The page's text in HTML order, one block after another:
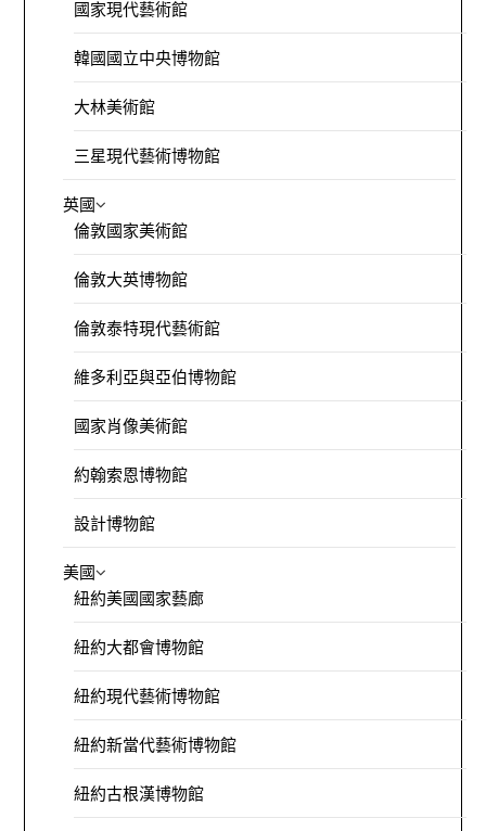
國家現代藝術館
韓國國立中央博物館
大林美術館
三星現代藝術博物館
英國
倫敦國家美術館
倫敦大英博物館
倫敦泰特現代藝術館
維多利亞與亞伯博物館
國家肖像美術館
約翰索恩博物館
設計博物館
美國
紐約美國國家藝廊
紐約大都會博物館
紐約現代藝術博物館
紐約新當代藝術博物館
紐約古根漢博物館